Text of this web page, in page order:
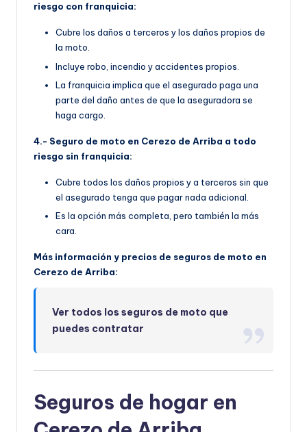
riesgo con franquicia:
Cubre los daños a terceros y los daños propios de
la moto.
Incluye robo, incendio y accidentes propios.
La franquicia implica que el asegurado paga una
parte del daño antes de que la aseguradora se
haga cargo.
4.- Seguro de moto en Cerezo de Arriba a todo
riesgo sin franquicia:
Cubre todos los daños propios y a terceros sin que
el asegurado tenga que pagar nada adicional.
Es la opción más completa, pero también la más
cara.
Más información y precios de seguros de moto en
Cerezo de Arriba:
Ver todos los seguros de moto que
puedes contratar
Seguros de hogar en